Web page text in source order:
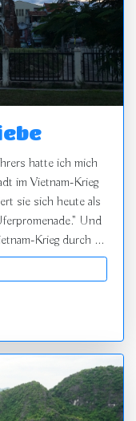
hatte ich mich
im Vietnam-Krieg
sie sich heute als
Und
Krieg durch ...